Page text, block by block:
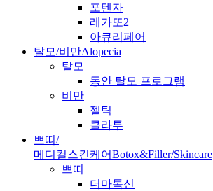
포텐자
레가또2
아큐리페어
탈모/비만Alopecia
탈모
동안 탈모 프로그램
비만
젤틱
클라투
쁘띠/
메디컬스킨케어Botox&Filler/Skincare
쁘띠
더마톡신